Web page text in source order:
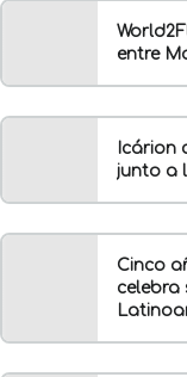
entre
Icárion
junto a
Cinco
celebra